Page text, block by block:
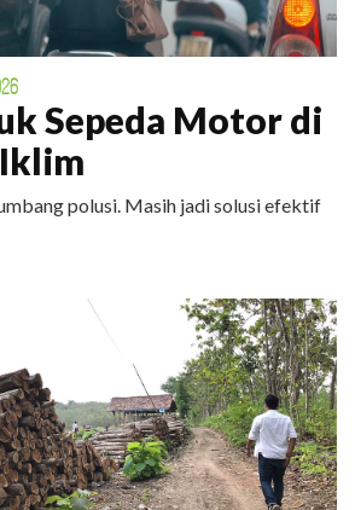
Sepeda Motor di
polusi. Masih jadi solusi efektif